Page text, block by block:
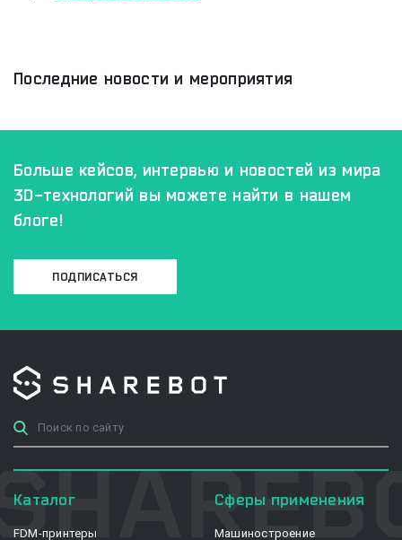
Последние новости и мероприятия
Больше кейсов, интервью и новостей из мира
3D-технологий вы можете найти в нашем
блоге!
ПОДПИСАТЬСЯ
Каталог
FDM-принтеры
Сферы применения
Машиностроение